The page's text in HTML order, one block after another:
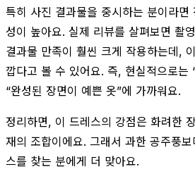
특히 사진 결과물을 중시하는 분이라면
성이 높아요. 실제 리뷰를 살펴보면 촬
결과물 만족이 훨씬 크게 작용하는데,
깝다고 볼 수 있어요. 즉, 현실적으로는
“완성된 장면이 예쁜 옷”에 가까워요.
정리하면, 이 드레스의 강점은 화려한
재의 조합이에요. 그래서 과한 공주풍
스를 찾는 분에게 더 맞아요.